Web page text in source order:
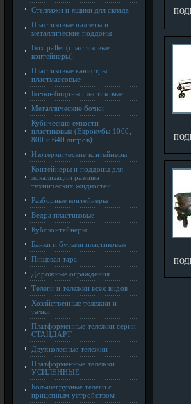
Стеллажи и ящики для склада
Пластиковые паллеты и
металлические поддоны
Box pallet (пластиковые
контейнеры)
Пластиковые канистры
пластмассовые
Бочки-бидоны пластиковые
Металлические бочки
Кубические емкости
пластиковые (Еврокубы 1000,
800 и 640 литров)
Изотермические контейнеры
Контейнеры и поддоны для
локализации разлива
технических жидкостей
Разборные контейнеры
Ведра пластиковые
Кубоконтейнеры
Банки и бутыли пластиковые
Пищевая тара
Дорожные ограждения
Телеги и тележки всех видов
Хозяйственные тележки и
тачки
Платформенные тележки серии
СТАНДАРТ
Двухколесные тележки
Платформенные тележки
УСИЛЕННЫЕ
Большегрузные телеги с
прицепным устройством